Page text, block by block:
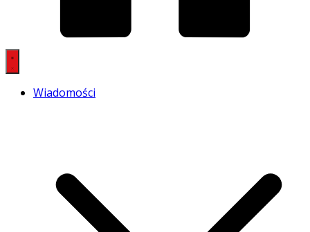
Wiadomości